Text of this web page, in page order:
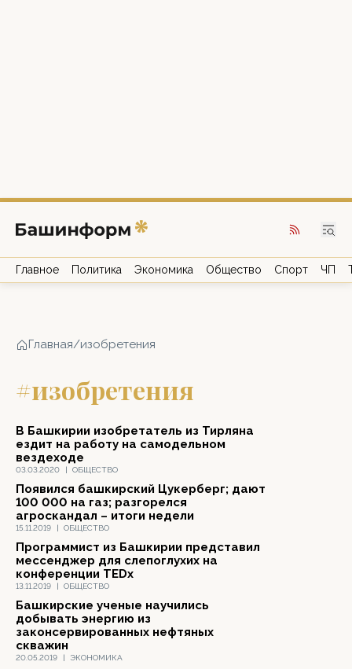
Главное Политика Экономика Общество Спорт ЧП
Главная/изобретения
#изобретения
03.03.2020 | ОБЩЕСТВО
В Башкирии изобретатель из Тирляна
ездит на работу на самодельном
вездеходе
15.11.2019 | ОБЩЕСТВО
Появился башкирский Цукерберг; дают
100 000 на газ; разгорелся
агроскандал – итоги недели
13.11.2019 | ОБЩЕСТВО
Программист из Башкирии представил
мессенджер для слепоглухих на
конференции TEDx
20.05.2019 | ЭКОНОМИКА
Башкирские ученые научились
добывать энергию из
законсервированных нефтяных
скважин